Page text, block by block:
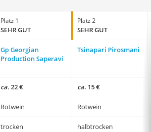
Platz 1
SEHR GUT
Platz 2
SEHR GUT
Gp Georgian
Production Saperavi
Tsinapari Pirosmani
ca. 22 € ca. 15 €
Rotwein Rotwein
trocken halbtrocken